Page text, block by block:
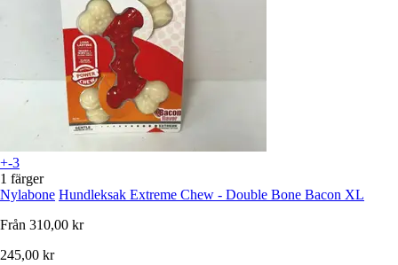
+-3
1 färger
Nylabone Hundleksak Extreme Chew - Double Bone Bacon XL
Från 310,00 kr
245,00 kr